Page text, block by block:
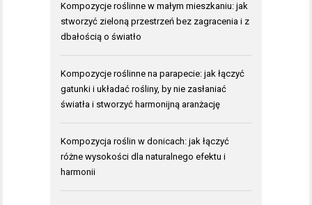
Kompozycje roślinne w małym mieszkaniu: jak
stworzyć zieloną przestrzeń bez zagracenia i z
dbałością o światło
Kompozycje roślinne na parapecie: jak łączyć
gatunki i układać rośliny, by nie zasłaniać
światła i stworzyć harmonijną aranżację
Kompozycja roślin w donicach: jak łączyć
różne wysokości dla naturalnego efektu i
harmonii